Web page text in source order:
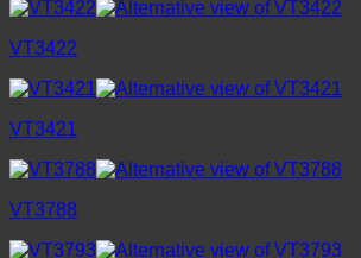
VT3422
VT3421
VT3788